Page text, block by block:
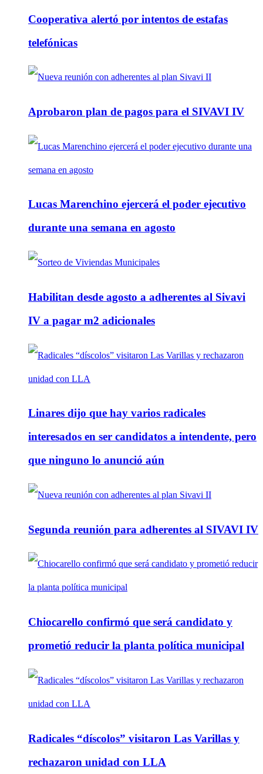
Cooperativa alertó por intentos de estafas
telefónicas
Aprobaron plan de pagos para el SIVAVI IV
Lucas Marenchino ejercerá el poder ejecutivo
durante una semana en agosto
Habilitan desde agosto a adherentes al Sivavi
IV a pagar m2 adicionales
Linares dijo que hay varios radicales
interesados en ser candidatos a intendente, pero
que ninguno lo anunció aún
Segunda reunión para adherentes al SIVAVI IV
Chiocarello confirmó que será candidato y
prometió reducir la planta política municipal
Radicales “díscolos” visitaron Las Varillas y
rechazaron unidad con LLA